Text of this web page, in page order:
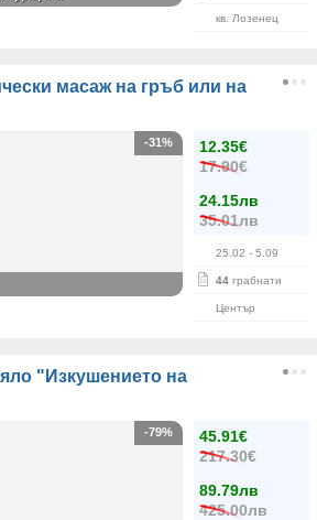
кв. Лозенец
масаж на гръб или на
12.35€
17.90€
24.15лв
35.01лв
25.02 - 5.09
44 грабнати
Център
-31%
"Изкушението на
45.91€
217.30€
89.79лв
425.00лв
-79%